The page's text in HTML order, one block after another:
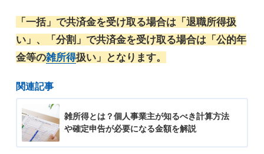
「一括」で共済金を受け取る場合は「退職所得扱
い」、「分割」で共済金を受け取る場合は「公的年
金等の雑所得扱い」となります。
関連記事
雑所得とは？個人事業主が知るべき計算方法
や確定申告が必要になる金額を解説